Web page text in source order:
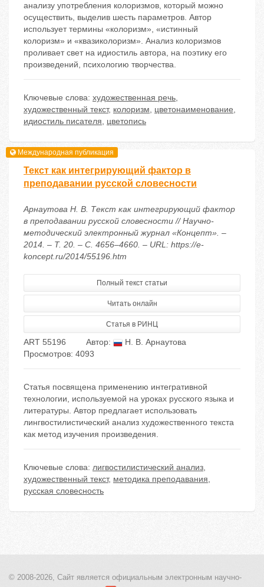
анализу употребления колоризмов, который можно
осуществить, выделив шесть параметров. Автор
использует термины «колоризм», «истинный
колоризм» и «квазиколоризм». Анализ колоризмов
проливает свет на идиостиль автора, на поэтику его
произведений, психологию творчества.
Ключевые слова: художественная речь,
художественный текст, колоризм, цветонаименование,
идиостиль писателя, цветопись
Международная публикация
Текст как интегрирующий фактор в
преподавании русской словесности
Арнаутова Н. В. Текст как интегрирующий фактор
в преподавании русской словесности // Научно-
методический электронный журнал «Концепт». –
2014. – Т. 20. – С. 4656–4660. – URL: https://e-
koncept.ru/2014/55196.htm
Полный текст статьи
Читать онлайн
Статья в РИНЦ
ART 55196 Автор:
Н. В. Арнаутова
Просмотров: 4093
Статья посвящена применению интегративной
технологии, используемой на уроках русского языка и
литературы. Автор предлагает использовать
лингвостилистический анализ художественного текста
как метод изучения произведения.
Ключевые слова: лигвостилистический анализ,
художественный текст, методика преподавания,
русская словесность
© 2008-2026, Сайт является официальным электронным научно-